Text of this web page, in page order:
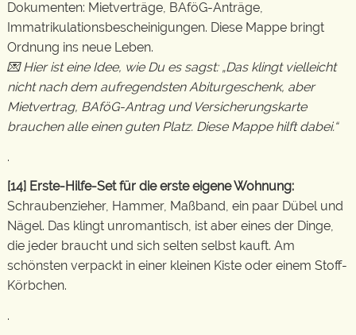
Dokumenten: Mietverträge, BAföG-Anträge,
Immatrikulationsbescheinigungen. Diese Mappe bringt
Ordnung ins neue Leben.
💌 Hier ist eine Idee, wie Du es sagst: „Das klingt vielleicht
nicht nach dem aufregendsten Abiturgeschenk, aber
Mietvertrag, BAföG-Antrag und Versicherungskarte
brauchen alle einen guten Platz. Diese Mappe hilft dabei.“
.
[14] Erste-Hilfe-Set für die erste eigene Wohnung:
Schraubenzieher, Hammer, Maßband, ein paar Dübel und
Nägel. Das klingt unromantisch, ist aber eines der Dinge,
die jeder braucht und sich selten selbst kauft. Am
schönsten verpackt in einer kleinen Kiste oder einem Stoff-
Körbchen.
.